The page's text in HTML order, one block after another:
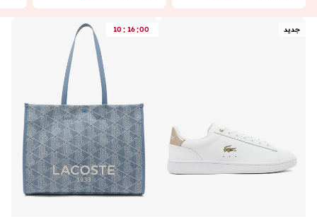
جديد 10 : 16:00